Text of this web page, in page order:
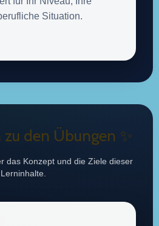
Situation.
den Übungen ✨
das Konzept und die Ziele dieser
Lerninhalte.